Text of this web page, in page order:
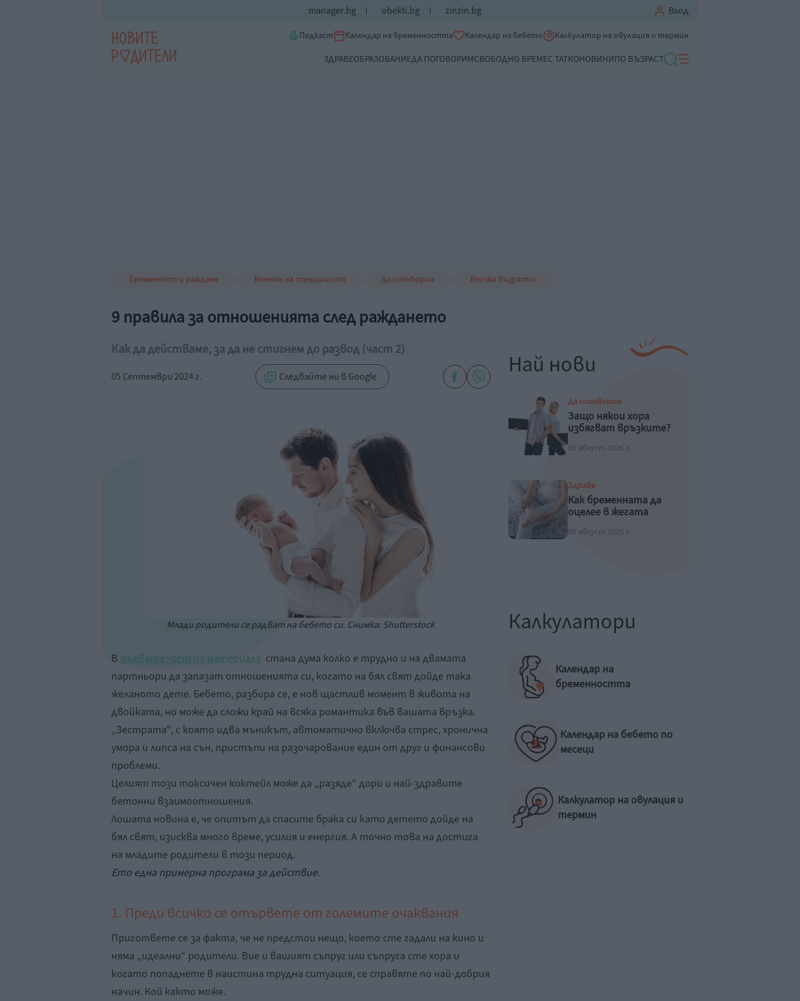
manager.bg obekti.bg zinzin.bg Вход
Подкаст Календар на бременността Календар на бебето Калкулатор на овулация и термин
ЗДРАВЕОБРАЗОВАНИЕДА ПОГОВОРИМСВОБОДНО ВРЕМЕС ТАТКОНОВИНИПО ВЪЗРАСТ
Бременност и раждане Мнение на специалиста Да поговорим Всички възрасти
9 правила за отношенията след раждането
Как да действаме, за да не стигнем до развод (част 2)
05 Септември 2024 г. Следвайте ни в Google
Млади родители се радват на бебето си. Снимка: Shutterstock
В първата част на материала стана дума колко е трудно и на двамата
партньори да запазат отношенията си, когато на бял свят дойде така
желаното дете. Бебето, разбира се, е нов щастлив момент в живота на
двойката, но може да сложи край на всяка романтика във вашата връзка.
„Зестрата“, с която идва мъникът, автоматично включва стрес, хронична
умора и липса на сън, пристъпи на разочарование един от друг и финансови
проблеми.
Целият този токсичен коктейл може да „разяде“ дори и най-здравите
бетонни взаимоотношения.
Лошата новина е, че опитът да спасите брака си като детето дойде на
бял свят, изисква много време, усилия и енергия. А точно това на достига
на младите родители в този период.
Ето една примерна програма за действие.
1. Преди всичко се отървете от големите очаквания
Пригответе се за факта, че не предстои нещо, което сте гадали на кино и
няма „идеални“ родители. Вие и вашият съпруг или съпруга сте хора и
когато попаднете в наистина трудна ситуация, се справяте по най-добрия
начин. Кой както може.
Най нови
Да поговорим
Защо някои хора
избягват връзките?
05 август 2026 г.
Здраве
Как бременната да
оцелее в жегата
05 август 2026 г.
Калкулатори
Календар на
бременността
Календар на бебето по
месеци
Калкулатор на овулация и
термин